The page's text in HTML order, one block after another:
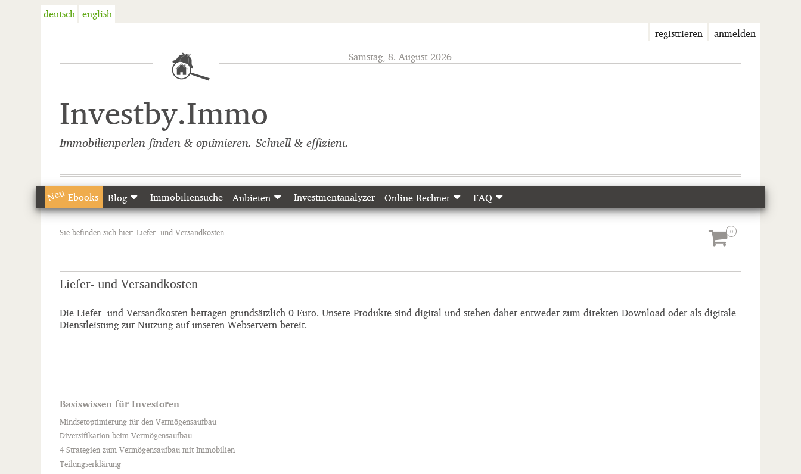
deutsch english
registrieren
anmelden
Samstag, 8. August 2026
Investby.Immo
Immobilienperlen finden & optimieren. Schnell & effizient.
NeuEbooks Blog Immobiliensuche Anbieten Investmentanalyzer Online Rechner FAQ
Sie befinden sich hier: Liefer- und Versandkosten
Liefer- und Versandkosten
Die Liefer- und Versandkosten betragen grundsätzlich 0 Euro. Unsere Produkte sind digital und stehen daher entweder zum direkten Download oder als digitale
Dienstleistung zur Nutzung auf unseren Webservern bereit.
Basiswissen für Investoren
Mindsetoptimierung für den Vermögensaufbau
Diversifikation beim Vermögensaufbau
4 Strategien zum Vermögensaufbau mit Immobilien
Teilungserklärung